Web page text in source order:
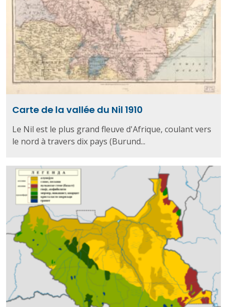
Carte de la vallée du Nil 1910
Le Nil est le plus grand fleuve d'Afrique, coulant vers
le nord à travers dix pays (Burund...